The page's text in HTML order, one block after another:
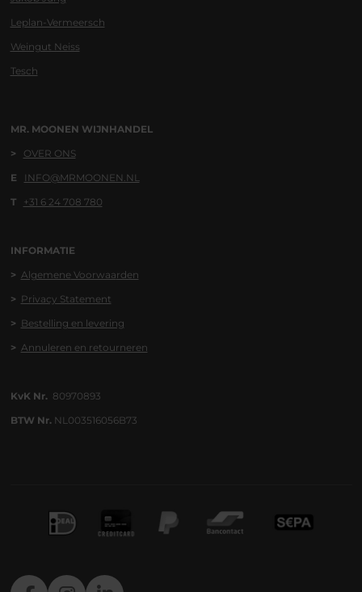
Leplan-Vermeersch
Weingut Neiss
Tesch
MR. MOONEN WIJNHANDEL
>
OVER ONS
E
INFO@MRMOONEN.NL
T
+31 6 24 708 780
INFORMATIE
> AlgemeneVoorwaarden
> Privacy Statement
> Bestelling en levering
> Annuleren en retourneren
KvK Nr. 80970893
BTW Nr.NL003516056B73